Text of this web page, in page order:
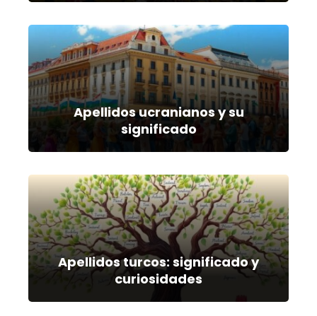
Apellidos ucranianos y su
significado
Apellidos turcos: significado y
curiosidades